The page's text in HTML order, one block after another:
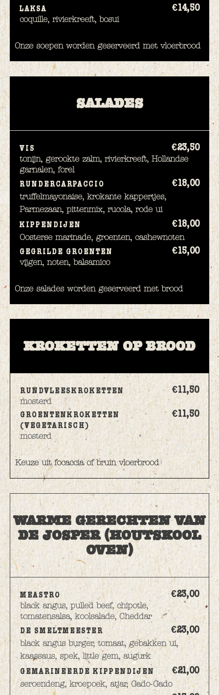
LAKSA €14,50
coquille, rivierkreeft, bosui
Onze soepen worden geserveerd met vloerbrood
SALADES
VIS €23,50
tonijn, gerookte zalm, rivierkreeft, Hollandse
garnalen, forel
RUNDERCARPACCIO €18,00
truffelmayonaise, krokante kappertjes,
Parmezaan, pittenmix, rucola, rode ui
KIPPENDIJEN €18,00
Oosterse marinade, groenten, cashewnoten
GEGRILDE GROENTEN €15,00
vijgen, noten, balsamico
Onze salades worden geserveerd met brood
KROKETTEN OP BROOD
RUNDVLEESKROKETTEN €11,50
mosterd
GROENTENKROKETTEN
(VEGETARISCH)
€11,50
mosterd
Keuze uit focaccia of bruin vloerbrood
WARME GERECHTEN VAN
DE JOSPER (HOUTSKOOL
OVEN)
MEASTRO €23,00
black angus, pulled beef, chipotle,
tomatensalsa, koolsalade, Cheddar
DE SMELTMEESTER €23,00
black angus burger, tomaat, gebakken ui,
kaassaus, spek, little gem, augurk
GEMARINEERDE KIPPENDIJEN €21,00
seroendeng, kroepoek, atjar, Gado-Gado